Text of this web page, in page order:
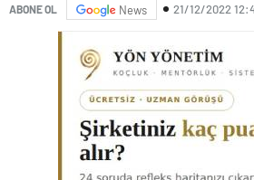
ABONE OL News 21/12/2022